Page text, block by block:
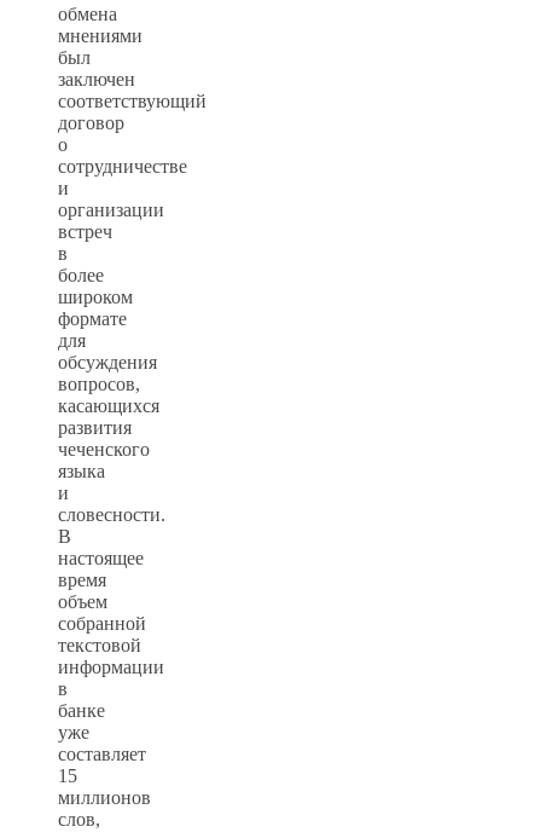
обмена
мнениями
был
заключен
соответствующий
договор
о
сотрудничестве
и
организации
встреч
в
более
широком
формате
для
обсуждения
вопросов,
касающихся
развития
чеченского
языка
и
словесности.
В
настоящее
время
объем
собранной
текстовой
информации
в
банке
уже
составляет
15
миллионов
слов,